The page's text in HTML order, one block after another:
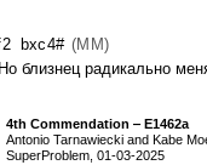
bxc4# (MM)
радикально
4th Commendation ‒ E1462a
Antonio Tarnawiecki and Kabe
SuperProblem, 01-03-2025